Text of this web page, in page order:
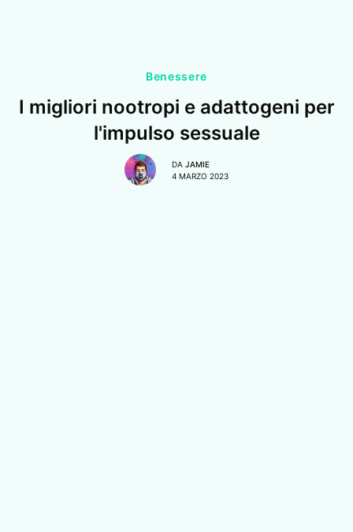
Benessere
I migliori nootropi e adattogeni per
l'impulso sessuale
DA JAMIE
4 MARZO 2023